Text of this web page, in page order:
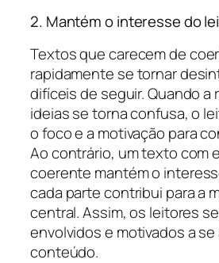
2. Mantém o interesse do
Textos que carecem de
rapidamente se tornar
difíceis de seguir. Quando a
ideias se torna confusa, o
o foco e a motivação para
Ao contrário, um texto com
coerente mantém o
cada parte contribui para a
central. Assim, os leitores
envolvidos e motivados a
conteúdo.